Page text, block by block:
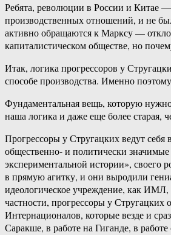
Ребята, революции в России и Китае
производственных отношений, и не
активно обращаются к Марксу —
капиталистическом обществе, но
Итак, логика прогрессоров у
способе производства. Именно
Фундаментальная вещь, которую
наша логика и даже еще более старая,
Прогрессоры у Стругацких ведут
общественно- и политически
экспериментальной истории», своего
в прямую агитку, и они выродили
идеологическое учреждение, как
частности, прогрессоры у
Интернационалов, которые везде и
Саракше, в работе на Гиганде, в